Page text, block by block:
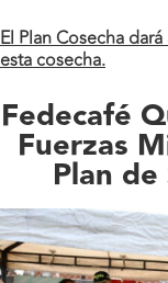
El Plan Cosecha
esta cosecha.
Fedecafé
Fuerzas
Plan